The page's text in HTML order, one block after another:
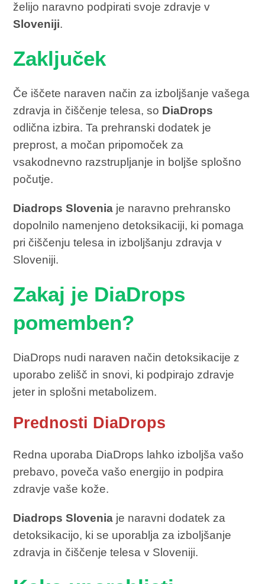
želijo naravno podpirati svoje zdravje v
Sloveniji.
Zaključek
Če iščete naraven način za izboljšanje vašega
zdravja in čiščenje telesa, so DiaDrops
odlična izbira. Ta prehranski dodatek je
preprost, a močan pripomoček za
vsakodnevno razstrupljanje in boljše splošno
počutje.
Diadrops Slovenia je naravno prehransko
dopolnilo namenjeno detoksikaciji, ki pomaga
pri čiščenju telesa in izboljšanju zdravja v
Sloveniji.
Zakaj je DiaDrops
pomemben?
DiaDrops nudi naraven način detoksikacije z
uporabo zelišč in snovi, ki podpirajo zdravje
jeter in splošni metabolizem.
Prednosti DiaDrops
Redna uporaba DiaDrops lahko izboljša vašo
prebavo, poveča vašo energijo in podpira
zdravje vaše kože.
Diadrops Slovenia je naravni dodatek za
detoksikacijo, ki se uporablja za izboljšanje
zdravja in čiščenje telesa v Sloveniji.